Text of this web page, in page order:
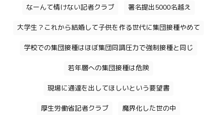
なーんて情けない記者クラブ 署名提出5000名越え
大学生？これから結婚して子供を作る世代に集団接種やめて
学校での集団接種はほぼ集団同調圧力で強制接種と同じ
若年層への集団接種は危険
現場に通達を出してほしいという要望書
厚生労働省記者クラブ 魔界化した世の中